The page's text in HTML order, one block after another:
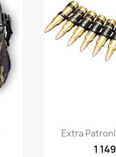

Extra
1